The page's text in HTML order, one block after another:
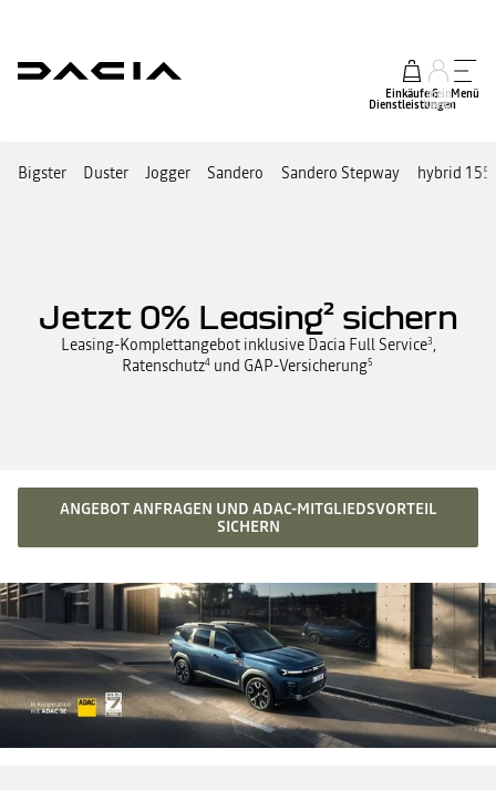
Einkäufe &
Dienstleistungen
mein
Konto
Menü
Bigster Duster Jogger Sandero Sandero Stepway hybrid 155
Jetzt 0% Leasing² sichern
Leasing-Komplettangebot inklusive Dacia Full Service3,
Ratenschutz4und GAP-Versicherung5
ANGEBOT ANFRAGEN UND ADAC-MITGLIEDSVORTEIL
SICHERN